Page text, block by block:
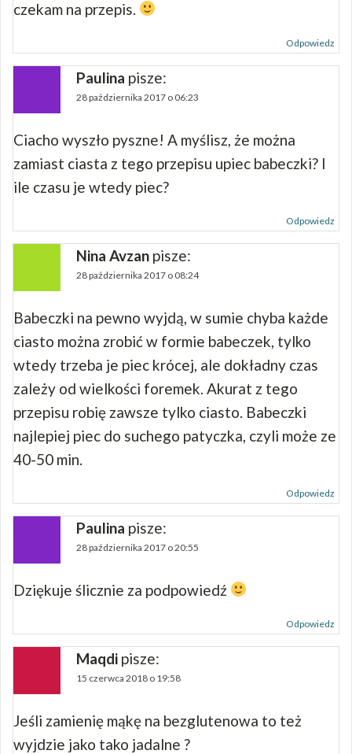
czekam na przepis.
Odpowiedz
Paulina pisze:
28 października 2017 o 06:23
Ciacho wyszło pyszne! A myślisz, że można
zamiast ciasta z tego przepisu upiec babeczki? I
ile czasu je wtedy piec?
Odpowiedz
Nina Avzan pisze:
28 października 2017 o 08:24
Babeczki na pewno wyjdą, w sumie chyba każde
ciasto można zrobić w formie babeczek, tylko
wtedy trzeba je piec krócej, ale dokładny czas
zależy od wielkości foremek. Akurat z tego
przepisu robię zawsze tylko ciasto. Babeczki
najlepiej piec do suchego patyczka, czyli może ze
40-50 min.
Odpowiedz
Paulina pisze:
28 października 2017 o 20:55
Dziękuje ślicznie za podpowiedź
Odpowiedz
Maqdi pisze:
15 czerwca 2018 o 19:58
Jeśli zamienię mąkę na bezglutenowa to też
wyjdzie jako tako jadalne ?